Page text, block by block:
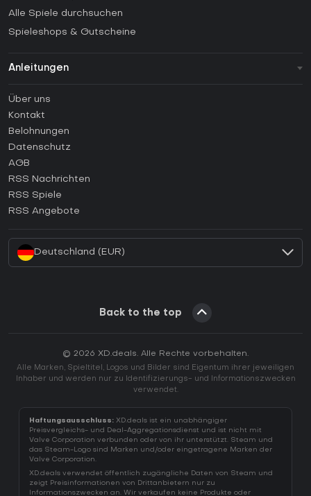
Alle Spiele durchsuchen
Spieleshops & Gutscheine
Anleitungen
Anleitungen
Wie aktiviert man einen Steam CD Key?
Wie aktiviert man einen Epic Games CD Key?
Wie aktiviert man einen GOG CD Key?
Wie aktiviert man einen Ubisoft Connect CD Key?
Wie aktiviert man einen EA App CD Key?
Über uns
Kontakt
Belohnungen
Datenschutz
AGB
RSS Nachrichten
RSS Spiele
RSS Angebote
Deutschland (EUR)
Back to the top
© 2026 XD.deals. Alle Rechte vorbehalten.
Alle Marken, Spieltitel, Logos und Bilder sind Eigentum ihrer jeweiligen
Inhaber und werden nur zu Identifizierungs- und Informationszwecken
verwendet.
Haftungsausschluss: XD.deals ist ein unabhängiger
Preisvergleichs- und Deal-Aggregationsdienst und ist nicht mit
Valve Corporation verbunden oder von ihr unterstützt. Steam und
das Steam-Logo sind Marken und/oder eingetragene Marken der
Valve Corporation.
XD.deals verwendet öffentlich zugängliche Daten von Steam und
zeigt Preisinformationen von Drittanbietern nur zu
Informationszwecken an. Wir verkaufen keine Produkte oder